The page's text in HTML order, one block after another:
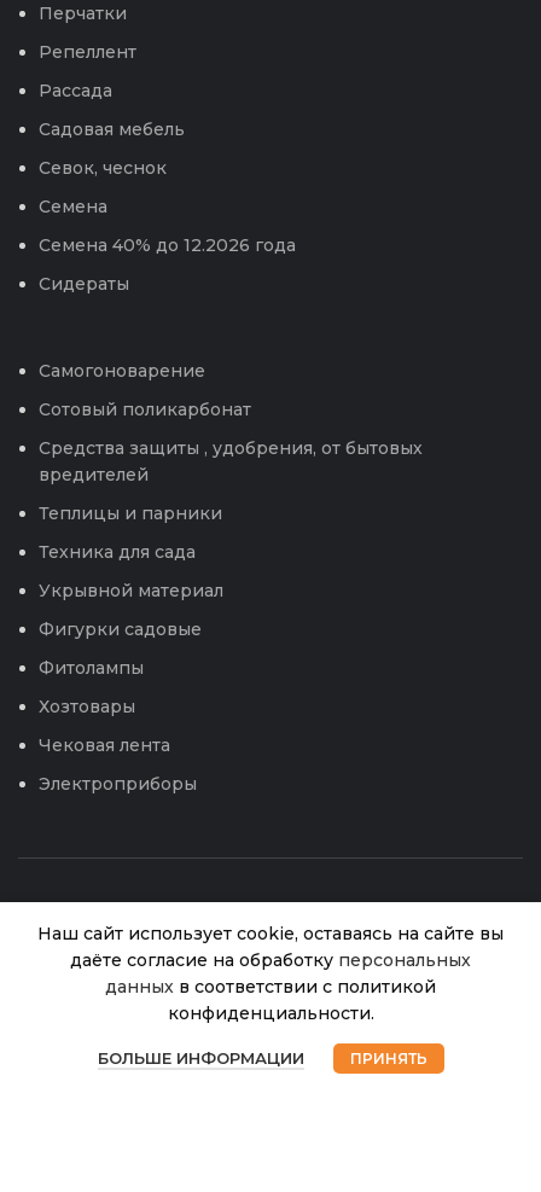
Перчатки
Репеллент
Рассада
Садовая мебель
Севок, чеснок
Семена
Семена 40% до 12.2026 года
Сидераты
Самогоноварение
Сотовый поликарбонат
Средства защиты , удобрения, от бытовых
вредителей
Теплицы и парники
Техника для сада
Укрывной материал
Фигурки садовые
Фитолампы
Хозтовары
Чековая лента
Электроприборы
Александрович
ИНН 420800180243 / ОГРНИП 304420530300327
Наш сайт использует cookie, оставаясь на сайте вы
даёте согласие на обработку персональных
данных в соответствии с политикой
конфиденциальности.
БОЛЬШЕ ИНФОРМАЦИИ ПРИНЯТЬ
Ножницы
кухонные
«Домашний
цвета в
280.00₽
В
наличии
Магазин Избранное Корзина Мой аккаунт